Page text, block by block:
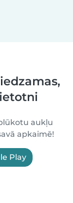
aukļu
apkaimē!
Play